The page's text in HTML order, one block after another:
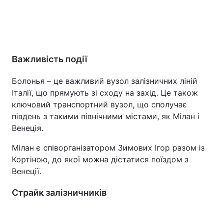
Важливість події
Болонья – це важливий вузол залізничних ліній
Італії, що прямують зі сходу на захід. Це також
ключовий транспортний вузол, що сполучає
південь з такими північними містами, як Мілан і
Венеція.
Мілан є співорганізатором Зимових Ігор разом із
Кортіною, до якої можна дістатися поїздом з
Венеції.
Страйк залізничників